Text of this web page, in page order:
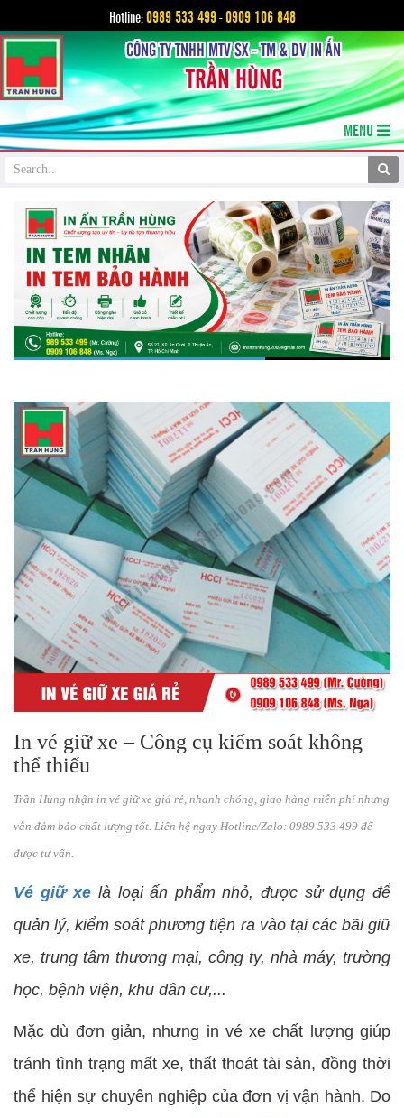
Hotline:0989 533 499-0909 106 848
CÔNG TY TNHH MTV SX - TM & DV IN ẤN
TRẦN HÙNG
MENU
In vé giữ xe – Công cụ kiểm soát không
thể thiếu
Trần Hùng nhận in vé giữ xe giá rẻ, nhanh chóng, giao hàng miễn phí nhưng
vẫn đảm bảo chất lượng tốt. Liên hệ ngay Hotline/Zalo: 0989 533 499 để
được tư vấn.
Vé giữ xe là loại ấn phẩm nhỏ, được sử dụng để
quản lý, kiểm soát phương tiện ra vào tại các bãi giữ
xe, trung tâm thương mại, công ty, nhà máy, trường
học, bệnh viện, khu dân cư,...
Mặc dù đơn giản, nhưng in vé xe chất lượng giúp
tránh tình trạng mất xe, thất thoát tài sản, đồng thời
thể hiện sự chuyên nghiệp của đơn vị vận hành. Do